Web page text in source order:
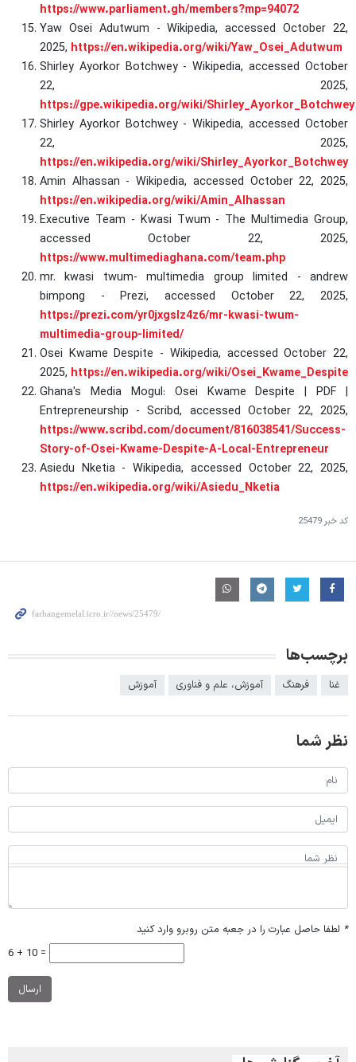
https://www.parliament.gh/members?mp=94072
Yaw Osei Adutwum - Wikipedia, accessed October 22,
2025, https://en.wikipedia.org/wiki/Yaw_Osei_Adutwum
Shirley Ayorkor Botchwey - Wikipedia, accessed October
22, 2025,
https://gpe.wikipedia.org/wiki/Shirley_Ayorkor_Botchwey
Shirley Ayorkor Botchwey - Wikipedia, accessed October
22, 2025,
https://en.wikipedia.org/wiki/Shirley_Ayorkor_Botchwey
Amin Alhassan - Wikipedia, accessed October 22, 2025,
https://en.wikipedia.org/wiki/Amin_Alhassan
Executive Team - Kwasi Twum - The Multimedia Group,
accessed October 22, 2025,
https://www.multimediaghana.com/team.php
mr. kwasi twum- multimedia group limited - andrew
bimpong - Prezi, accessed October 22, 2025,
https://prezi.com/yr0jxgslz4z6/mr-kwasi-twum-
multimedia-group-limited/
Osei Kwame Despite - Wikipedia, accessed October 22,
2025, https://en.wikipedia.org/wiki/Osei_Kwame_Despite
Ghana's Media Mogul: Osei Kwame Despite | PDF |
Entrepreneurship - Scribd, accessed October 22, 2025,
https://www.scribd.com/document/816038541/Success-
Story-of-Osei-Kwame-Despite-A-Local-Entrepreneur
Asiedu Nketia - Wikipedia, accessed October 22, 2025,
https://en.wikipedia.org/wiki/Asiedu_Nketia
کد خبر25479
برچسب‌ها
غنا فرهنگ آموزش، علم و فناوری آموزش
نظر شما
* لطفا حاصل عبارت را در جعبه متن روبرو وارد کنید
6 + 10 =
ارسال